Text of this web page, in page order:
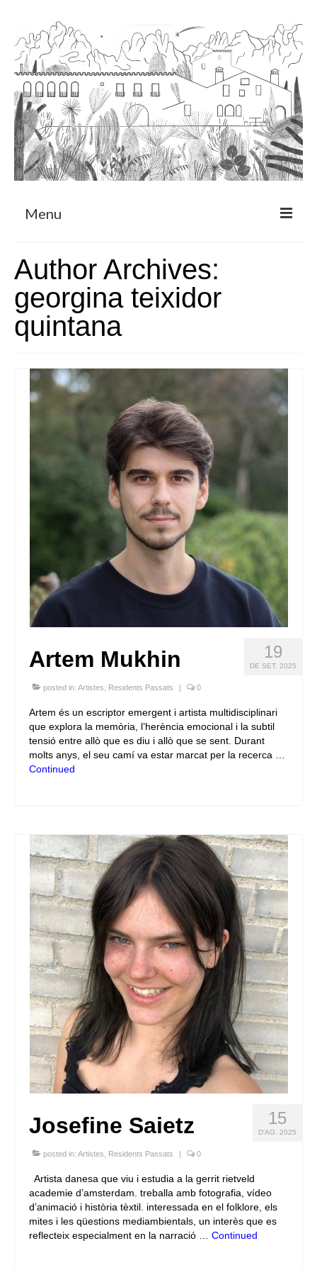
Menu
Programa de Residència
CRUCERO
Queda’t amb nosaltres
Arxiu
Contacte
Author Archives:
georgina teixidor
quintana
19
DE SET. 2025
Artem Mukhin
posted in: Artistes Residents Passats | 0
Artem és un escriptor emergent i artista multidisciplinari
que explora la memòria, l’herència emocional i la subtil
tensió entre allò que es diu i allò que se sent. Durant
molts anys, el seu camí va estar marcat per la recerca …
Continued
15
D'AG. 2025
Josefine Saietz
posted in: Artistes Residents Passats | 0
Artista danesa que viu i estudia a la gerrit rietveld
academie d’amsterdam. treballa amb fotografia, vídeo
d’animació i història tèxtil. interessada en el folklore, els
mites i les qüestions mediambientals, un interès que es
reflecteix especialment en la narració … Continued